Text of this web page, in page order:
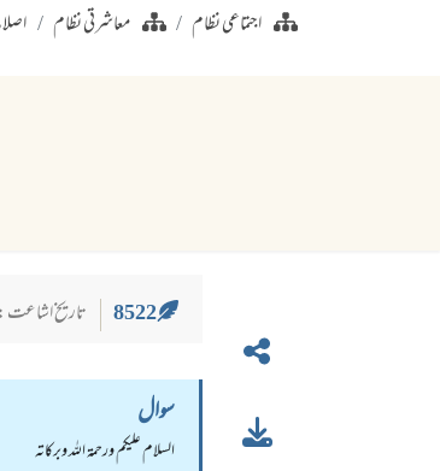
اجتماعی نظام معاشرتی نظام
8522 تاریخ اشاعت : 2024-05-26
سوال
السلام عليكم ورحمة الله وبركاته